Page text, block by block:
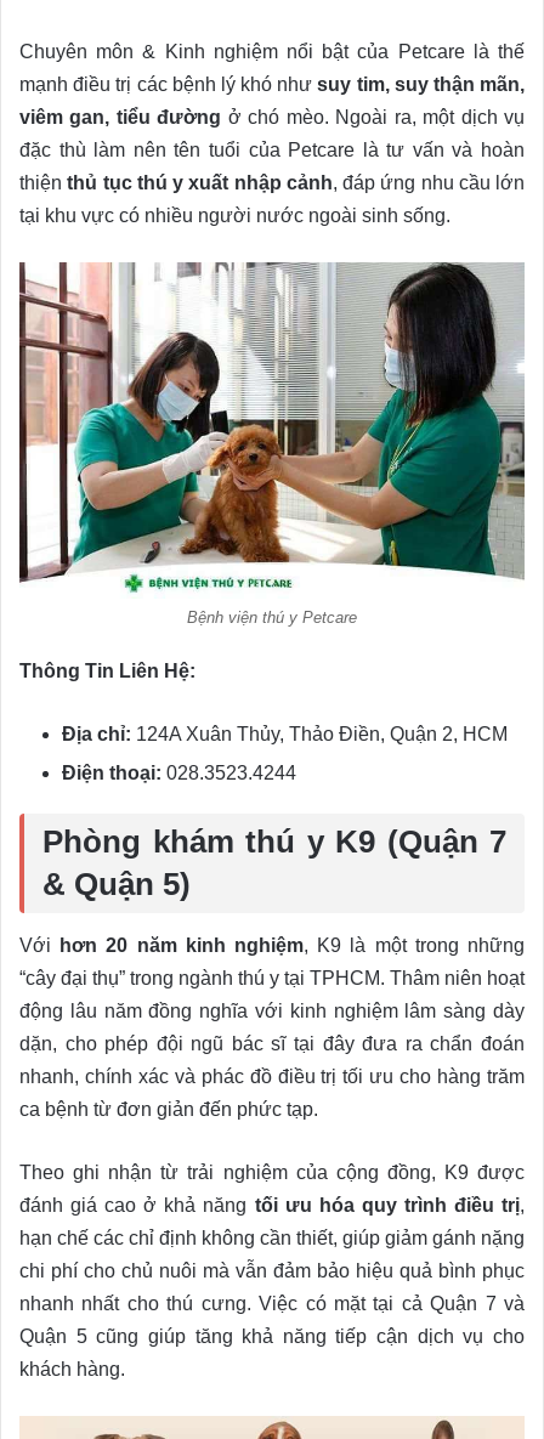
Chuyên môn & Kinh nghiệm nổi bật của Petcare là thế
mạnh điều trị các bệnh lý khó nhưsuy tim, suy thận mãn,
viêm gan, tiểu đường ở chó mèo. Ngoài ra, một dịch vụ
đặc thù làm nên tên tuổi của Petcare là tư vấn và hoàn
thiệnthủ tục thú y xuất nhập cảnh, đáp ứng nhu cầu lớn
tại khu vực có nhiều người nước ngoài sinh sống.
Bệnh viện thú y Petcare
Thông Tin Liên Hệ:
Địa chỉ: 124A Xuân Thủy, Thảo Điền, Quận 2, HCM
Điện thoại: 028.3523.4244
Phòng khám thú y K9 (Quận 7
& Quận 5)
Với hơn 20 năm kinh nghiệm, K9 là một trong những
“cây đại thụ” trong ngành thú y tại TPHCM. Thâm niên hoạt
động lâu năm đồng nghĩa với kinh nghiệm lâm sàng dày
dặn, cho phép đội ngũ bác sĩ tại đây đưa ra chẩn đoán
nhanh, chính xác và phác đồ điều trị tối ưu cho hàng trăm
ca bệnh từ đơn giản đến phức tạp.
Theo ghi nhận từ trải nghiệm của cộng đồng, K9 được
đánh giá cao ở khả năng tối ưu hóa quy trình điều trị,
hạn chế các chỉ định không cần thiết, giúp giảm gánh nặng
chi phí cho chủ nuôi mà vẫn đảm bảo hiệu quả bình phục
nhanh nhất cho thú cưng. Việc có mặt tại cả Quận 7 và
Quận 5 cũng giúp tăng khả năng tiếp cận dịch vụ cho
khách hàng.